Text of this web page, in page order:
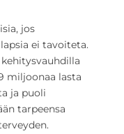
jos
ei tavoiteta.
miljoonaa lasta
ja puoli
tarpeensa